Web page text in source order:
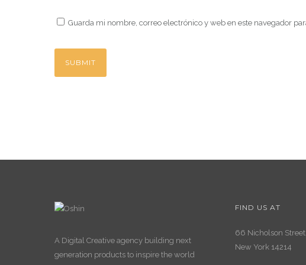
Guarda mi nombre, correo electrónico y web en este navegador
A Digital Creative agency building next
generation products to inspire the world
FIND US AT
66 Nicholson
New York 14214